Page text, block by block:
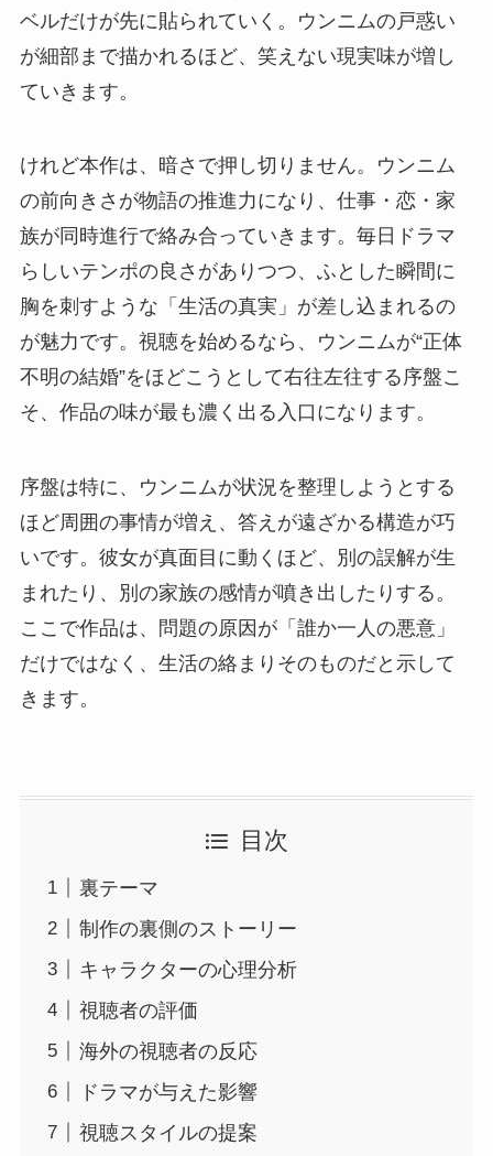
ベルだけが先に貼られていく。ウンニムの戸惑い
が細部まで描かれるほど、笑えない現実味が増し
ていきます。
けれど本作は、暗さで押し切りません。ウンニム
の前向きさが物語の推進力になり、仕事・恋・家
族が同時進行で絡み合っていきます。毎日ドラマ
らしいテンポの良さがありつつ、ふとした瞬間に
胸を刺すような「生活の真実」が差し込まれるの
が魅力です。視聴を始めるなら、ウンニムが“正体
不明の結婚”をほどこうとして右往左往する序盤こ
そ、作品の味が最も濃く出る入口になります。
序盤は特に、ウンニムが状況を整理しようとする
ほど周囲の事情が増え、答えが遠ざかる構造が巧
いです。彼女が真面目に動くほど、別の誤解が生
まれたり、別の家族の感情が噴き出したりする。
ここで作品は、問題の原因が「誰か一人の悪意」
だけではなく、生活の絡まりそのものだと示して
きます。
目次
裏テーマ
制作の裏側のストーリー
キャラクターの心理分析
視聴者の評価
海外の視聴者の反応
ドラマが与えた影響
視聴スタイルの提案